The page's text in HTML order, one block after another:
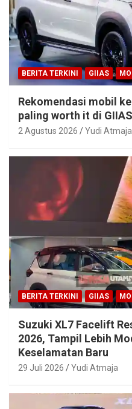
BERITA TERKINI GIIAS
Rekomendasi mobil
paling worth it di
2 Agustus 2026 Yudi Atmaja
BERITA TERKINI GIIAS
Suzuki XL7 Facelift
2026, Tampil Lebih
Keselamatan Baru
29 Juli 2026 Yudi Atmaja